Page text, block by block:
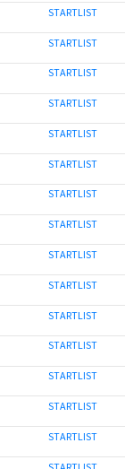
STARTLIST
STARTLIST
STARTLIST
STARTLIST
STARTLIST
STARTLIST
STARTLIST
STARTLIST
STARTLIST
STARTLIST
STARTLIST
STARTLIST
STARTLIST
STARTLIST
STARTLIST
STARTLIST